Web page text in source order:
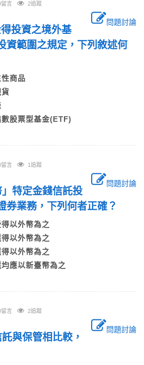
留言 2追蹤
問題討論
投資之境外基
資範圍之規定，下列敘述何
性商品
貨
股票型基金(ETF)
留言 1追蹤
問題討論
特定金錢信託投
券業務，下列何者正確？
得以外幣為之
得以外幣為之
得以外幣為之
應以新臺幣為之
留言 2追蹤
問題討論
與保管相比較，